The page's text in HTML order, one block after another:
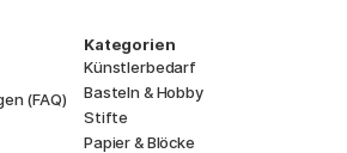
(FAQ)
Kategorien
Künstlerbedarf
Basteln & Hobby
Stifte
Papier & Blöcke